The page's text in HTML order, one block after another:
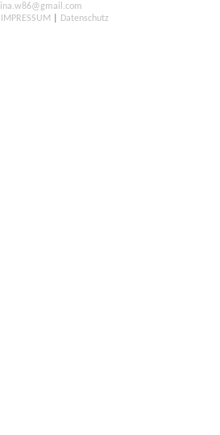
ina.w86@gmail.com
IMPRESSUM Datenschutz